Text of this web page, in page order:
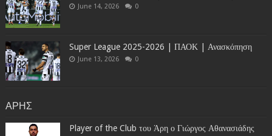
June 14, 2026 0
Super League 2025-2026 | ΠΑΟΚ | Ανασκόπηση
June 13, 2026 0
ΑΡΗΣ
Player of the Club του Άρη ο Γιώργος Αθανασιάδης